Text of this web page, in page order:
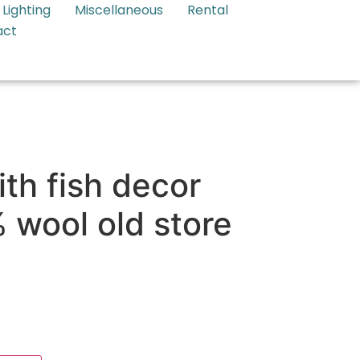
Lighting Miscellaneous
Rental
fish decor
wool old store